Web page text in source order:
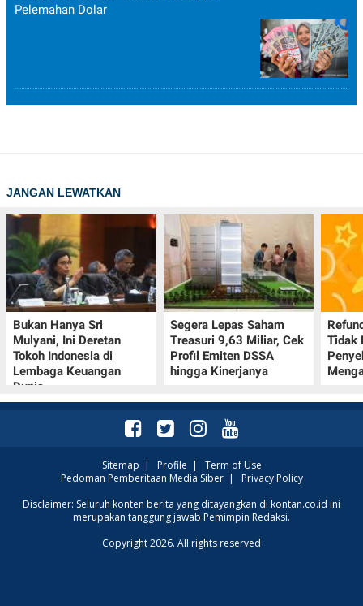
Pelemahan Dolar
JANGAN LEWATKAN
Bukan Hanya Sri
Mulyani, Ini Deretan
Tokoh Indonesia di
Lembaga Keuangan
Dunia
Segera Lepas Saham
Treasuri 9,63 Miliar, Cek
Profil Emiten DSSA
hingga Kinerjanya
Tidak
Sitemap | Profile | Term of Use
Pedoman Pemberitaan Media Siber| Privacy Policy
Disclaimer: Seluruh konten berita yang ditayangkan di kontan.co.id ini
merupakan tanggung jawab Pemimpin Redaksi.
Copyright 2026. All rights reserved